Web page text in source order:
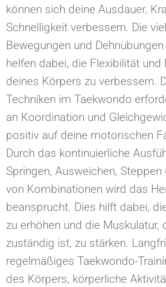
können sich deine Ausdauer,
Schnelligkeit verbessern. Die
Bewegungen und
helfen dabei, die Flexibilität und
deines Körpers zu verbessern.
Techniken im Taekwondo
an Koordination und
positiv auf deine motorischen
Durch das kontinuierliche
Springen, Ausweichen,
von Kombinationen wird das
beansprucht. Dies hilft dabei,
zu erhöhen und die Muskulatur,
zuständig ist, zu stärken.
regelmäßiges Taekwondo-
des Körpers, körperliche